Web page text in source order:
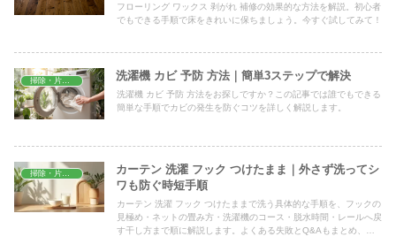
フローリング ワックス 剥がれ 補修の効果的な方法を解説。初心者
でもできる手順で床をきれいに保ちましょう。今すぐ試してみて！
洗濯機 カビ 予防 方法｜簡単3ステップで解決
洗濯機 カビ 予防 方法をお探しですか？この記事では誰でもできる
簡単な手順でカビの発生を防ぐコツを詳しく解説します。
掃除・片付け
カーテン 洗濯 フック つけたまま｜外さず洗ってシ
ワも防ぐ時短手順
カーテン 洗濯 フック つけたままで洗う具体的な手順を、フックの
見極め・ネットの畳み方・洗濯機のコース・脱水時間・レールへ戻
す干し方まで順に解説します。よくある失敗とQ&Aもまとめ、半